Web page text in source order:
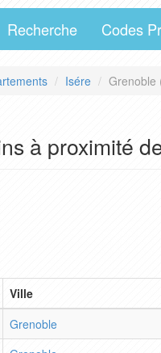
Recherche Codes
Isére Grenoble
à proximité
Ville
Grenoble